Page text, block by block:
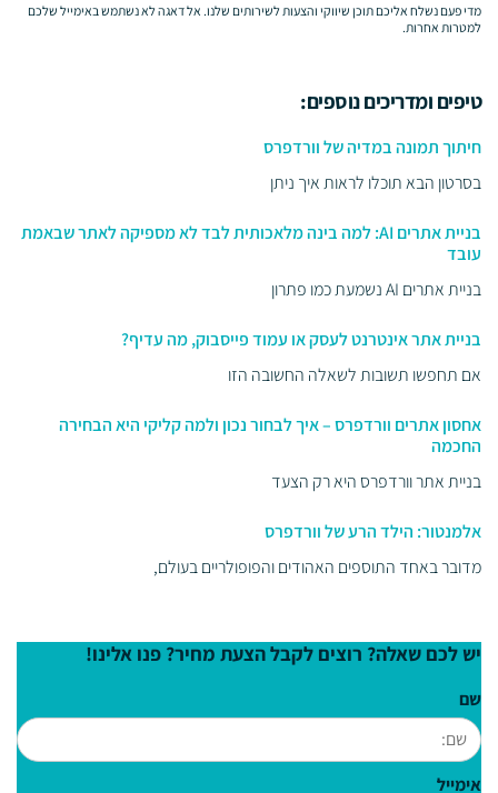
מדי פעם נשלח אליכם תוכן שיווקי והצעות לשירותים שלנו. אל דאגה לא נשתמש באימייל שלכם
למטרות אחרות.
טיפים ומדריכים נוספים:
חיתוך תמונה במדיה של וורדפרס
בסרטון הבא תוכלו לראות איך ניתן
בניית אתרים AI: למה בינה מלאכותית לבד לא מספיקה לאתר שבאמת
עובד
בניית אתרים AI נשמעת כמו פתרון
בניית אתר אינטרנט לעסק או עמוד פייסבוק, מה עדיף?
אם תחפשו תשובות לשאלה החשובה הזו
אחסון אתרים וורדפרס – איך לבחור נכון ולמה קליקי היא הבחירה
החכמה
בניית אתר וורדפרס היא רק הצעד
אלמנטור: הילד הרע של וורדפרס
מדובר באחד התוספים האהודים והפופולריים בעולם,
יש לכם שאלה? רוצים לקבל הצעת מחיר? פנו אלינו!
שם
אימייל